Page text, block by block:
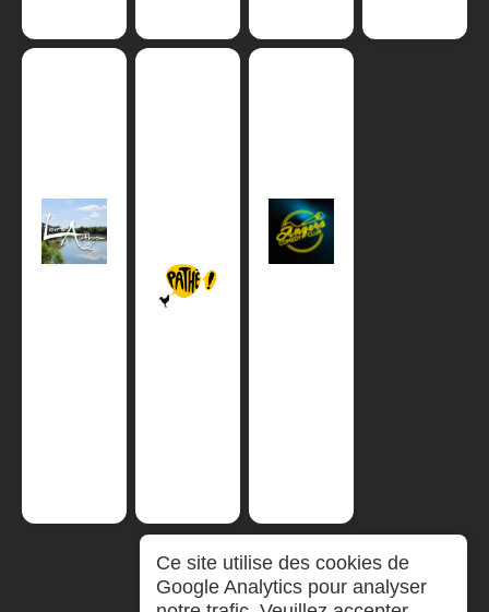
Ce site utilise des cookies de
Google Analytics pour analyser